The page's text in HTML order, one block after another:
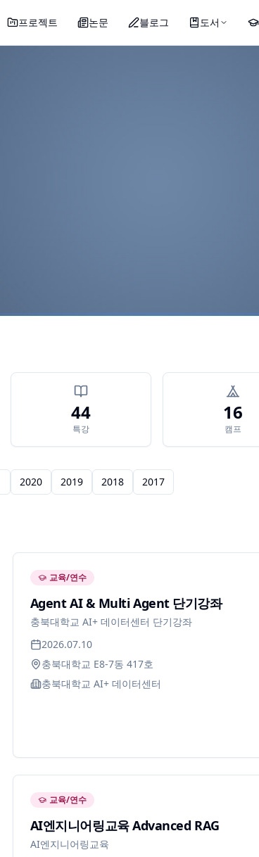
프로젝트 논문 블로그 도서
44
특강
16
캠프
2020 2019 2018 2017
교육/연수
Agent AI & Multi Agent 단기강좌
충북대학교 AI+ 데이터센터 단기강좌
2026.07.10
충북대학교 E8-7동 417호
충북대학교 AI+ 데이터센터
교육/연수
AI엔지니어링교육 Advanced RAG
AI엔지니어링교육